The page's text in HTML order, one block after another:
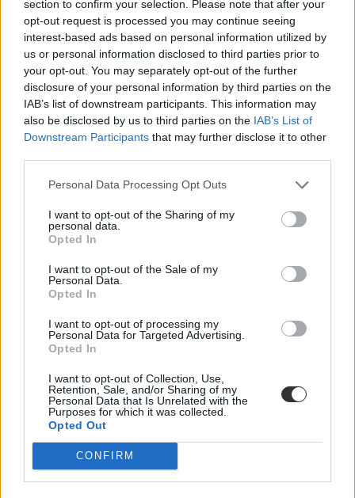
section to confirm your selection. Please note that after your
opt-out request is processed you may continue seeing
interest-based ads based on personal information utilized by
us or personal information disclosed to third parties prior to
your opt-out. You may separately opt-out of the further
disclosure of your personal information by third parties on the
IAB’s list of downstream participants. This information may
also be disclosed by us to third parties on the IAB’s List of
Downstream Participants that may further disclose it to other
Personal Data Processing Opt Outs
I want to opt-out of the Sharing of my
personal data.
Opted In
I want to opt-out of the Sale of my
Personal Data.
Opted In
I want to opt-out of processing my
Personal Data for Targeted Advertising.
Opted In
I want to opt-out of Collection, Use,
Retention, Sale, and/or Sharing of my
Personal Data that Is Unrelated with the
Purposes for which it was collected.
Opted Out
CONFIRM
beszéd
Benjamin Netanjahu
Nemzeti Közszolgálati Egyetem
NKE
díszpolgári cím